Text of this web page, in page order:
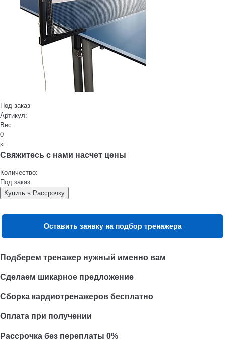
Под заказ
Артикул:
Вес:
0
кг.
Свяжитесь с нами насчет цены
Количество:
Под заказ
Купить в Рассрочку
Оставить заявку на подбор тренажера
Подберем тренажер нужный именно вам
Сделаем шикарное предложение
Сборка кардиотренажеров бесплатно
Оплата при получении
Рассрочка без переплаты 0%